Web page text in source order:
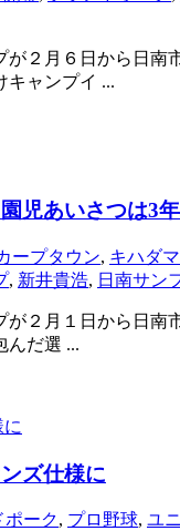
２月６日から日南
キャンプイ ...
児あいさつは3年
ープタウン, キハダ
, 新井貴浩, 日南サン
２月１日から日南
んだ選 ...
ズ仕様に
ポーク, プロ野球, ユ